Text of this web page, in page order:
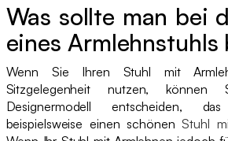
Was sollte man bei
eines Armlehnstuhls
Wenn Sie Ihren Stuhl mit
Sitzgelegenheit nutzen,
Designermodell entscheiden,
beispielsweise einen schönenStuhl